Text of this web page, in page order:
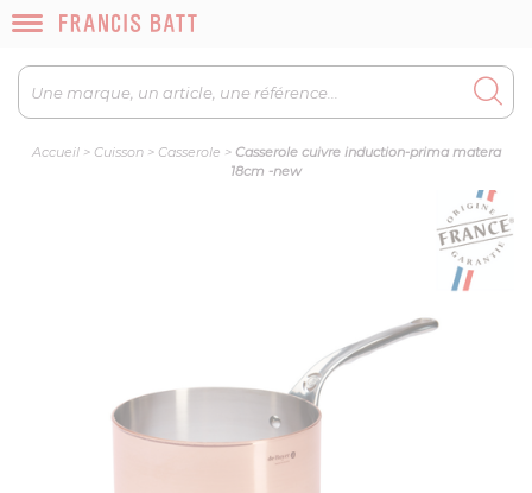
Accueil> Cuisson> Casserole > Casserole cuivre induction-prima matera
18cm -new